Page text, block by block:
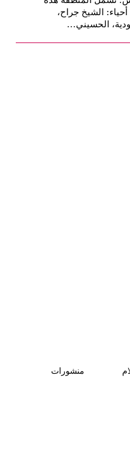
أحياء: الشيخ جراح،
الحسيني...
منشورات